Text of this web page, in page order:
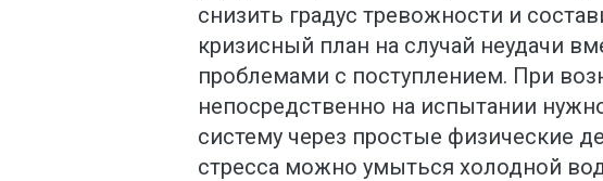
снизить градус тревожности и
кризисный план на случай неудачи
проблемами с поступлением. При
непосредственно на испытании
систему через простые физические
стресса можно умыться холодной